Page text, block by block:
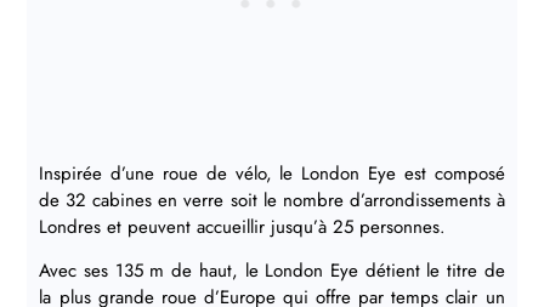
Inspirée d’une roue de vélo, le London Eye est composé
de 32 cabines en verre soit le nombre d’arrondissements à
Londres et peuvent accueillir jusqu’à 25 personnes.
Avec ses 135 m de haut, le London Eye détient le titre de
la plus grande roue d’Europe qui offre par temps clair un